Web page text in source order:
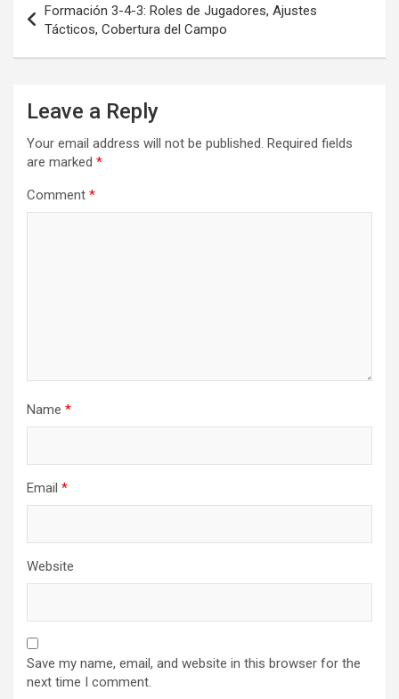
navigation
Formación 3-4-3: Roles de Jugadores, Ajustes
Tácticos, Cobertura del Campo
Leave a Reply
Your email address will not be published. Required fields
are marked *
Comment *
Name *
Email *
Website
Save my name, email, and website in this browser for the
next time I comment.